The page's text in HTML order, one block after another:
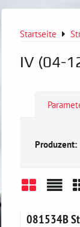
Startseite
IV (04-
Produzent:
081534B